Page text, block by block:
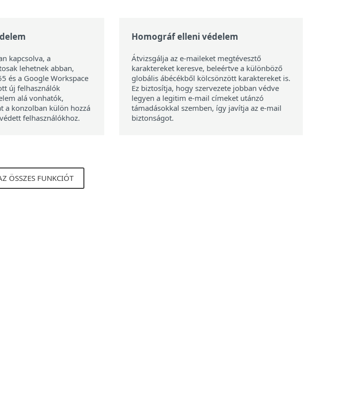
kapcsolva, a
lehetnek abban,
és a Google Workspace
új felhasználók
alá vonhatók,
a konzolban külön hozzá
felhasználókhoz.
Homográf elleni védelem
Átvizsgálja az e-maileket megtévesztő
karaktereket keresve, beleértve a különböző
globális ábécékből kölcsönzött karaktereket is.
Ez biztosítja, hogy szervezete jobban védve
legyen a legitim e-mail címeket utánzó
támadásokkal szemben, így javítja az e-mail
biztonságot.
ÖSSZES FUNKCIÓT